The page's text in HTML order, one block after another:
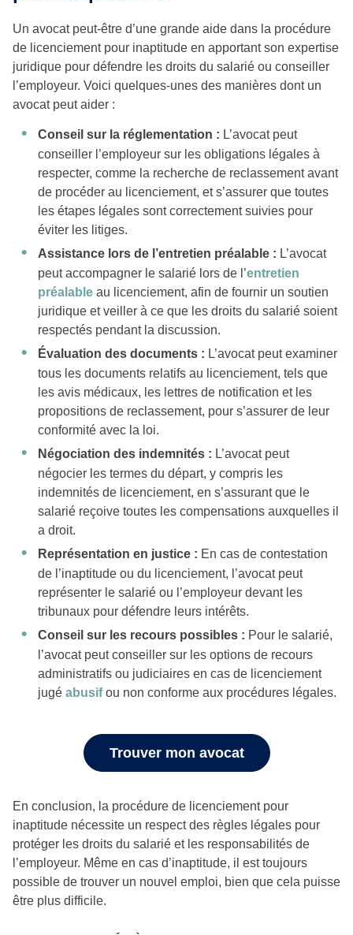
Un avocat peut-être d’une grande aide dans la procédure
de licenciement pour inaptitude en apportant son expertise
juridique pour défendre les droits du salarié ou conseiller
l’employeur. Voici quelques-unes des manières dont un
avocat peut aider :
Conseil sur la réglementation : L’avocat peut
conseiller l’employeur sur les obligations légales à
respecter, comme la recherche de reclassement avant
de procéder au licenciement, et s’assurer que toutes
les étapes légales sont correctement suivies pour
éviter les litiges.
Assistance lors de l’entretien préalable : L’avocat
peut accompagner le salarié lors de l’entretien
préalable au licenciement, afin de fournir un soutien
juridique et veiller à ce que les droits du salarié soient
respectés pendant la discussion.
Évaluation des documents : L’avocat peut examiner
tous les documents relatifs au licenciement, tels que
les avis médicaux, les lettres de notification et les
propositions de reclassement, pour s’assurer de leur
conformité avec la loi.
Négociation des indemnités : L’avocat peut
négocier les termes du départ, y compris les
indemnités de licenciement, en s’assurant que le
salarié reçoive toutes les compensations auxquelles il
a droit.
Représentation en justice : En cas de contestation
de l’inaptitude ou du licenciement, l’avocat peut
représenter le salarié ou l’employeur devant les
tribunaux pour défendre leurs intérêts.
Conseil sur les recours possibles : Pour le salarié,
l’avocat peut conseiller sur les options de recours
administratifs ou judiciaires en cas de licenciement
jugé abusifou non conforme aux procédures légales.
Trouver mon avocat
En conclusion, la procédure de licenciement pour
inaptitude nécessite un respect des règles légales pour
protéger les droits du salarié et les responsabilités de
l’employeur. Même en cas d’inaptitude, il est toujours
possible de trouver un nouvel emploi, bien que cela puisse
être plus difficile.